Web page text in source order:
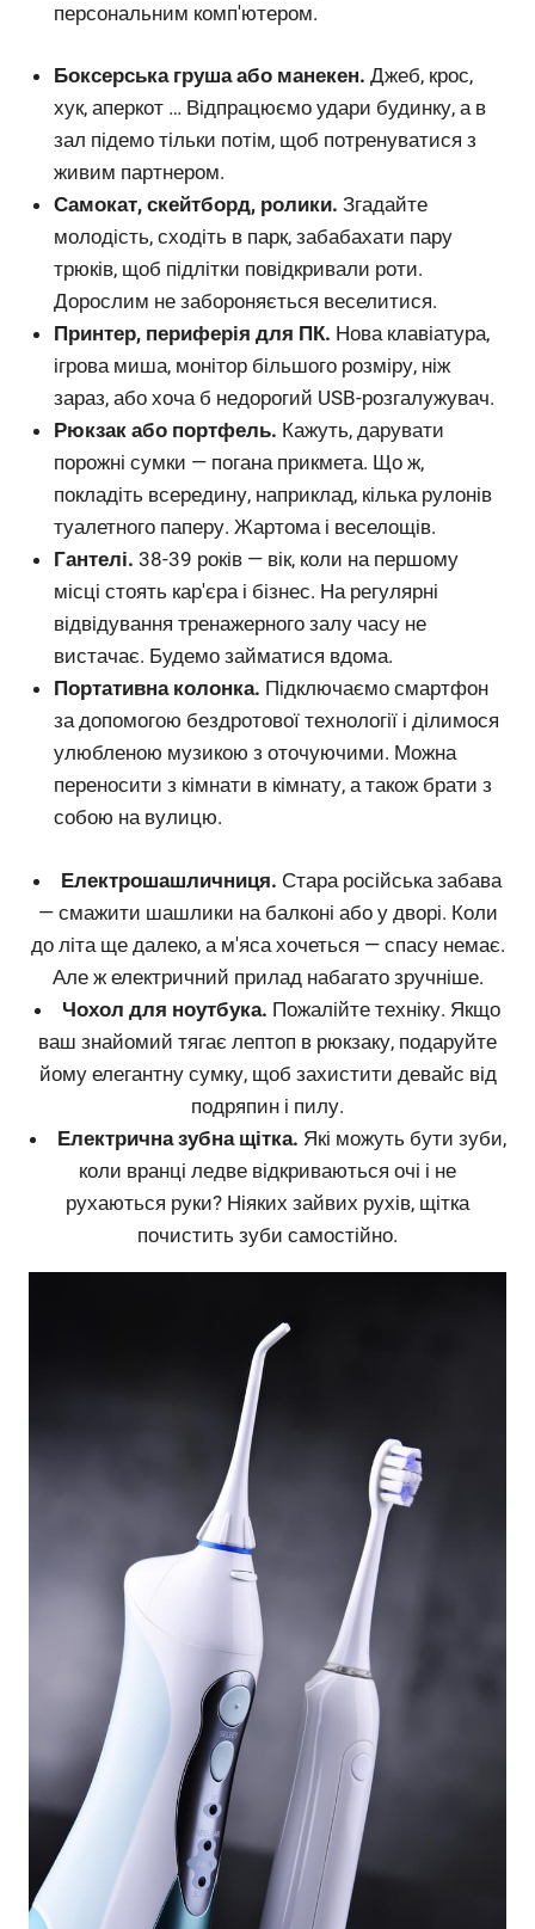
персональним комп'ютером.
Боксерська груша або манекен. Джеб, крос,
хук, аперкот … Відпрацюємо удари будинку, а в
зал підемо тільки потім, щоб потренуватися з
живим партнером.
Самокат, скейтборд, ролики. Згадайте
молодість, сходіть в парк, забабахати пару
трюків, щоб підлітки повідкривали роти.
Дорослим не забороняється веселитися.
Принтер, периферія для ПК. Нова клавіатура,
ігрова миша, монітор більшого розміру, ніж
зараз, або хоча б недорогий USB-розгалужувач.
Рюкзак або портфель. Кажуть, дарувати
порожні сумки — погана прикмета. Що ж,
покладіть всередину, наприклад, кілька рулонів
туалетного паперу. Жартома і веселощів.
Гантелі. 38-39 років — вік, коли на першому
місці стоять кар'єра і бізнес. На регулярні
відвідування тренажерного залу часу не
вистачає. Будемо займатися вдома.
Портативна колонка. Підключаємо смартфон
за допомогою бездротової технології і ділимося
улюбленою музикою з оточуючими. Можна
переносити з кімнати в кімнату, а також брати з
собою на вулицю.
Електрошашличниця. Стара російська забава
— смажити шашлики на балконі або у дворі. Коли
до літа ще далеко, а м'яса хочеться — спасу немає.
Але ж електричний прилад набагато зручніше.
Чохол для ноутбука. Пожалійте техніку. Якщо
ваш знайомий тягає лептоп в рюкзаку, подаруйте
йому елегантну сумку, щоб захистити девайс від
подряпин і пилу.
Електрична зубна щітка. Які можуть бути зуби,
коли вранці ледве відкриваються очі і не
рухаються руки? Ніяких зайвих рухів, щітка
почистить зуби самостійно.